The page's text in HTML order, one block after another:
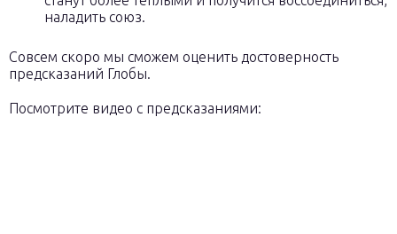
наладить союз.
Cовсем скоро мы сможем оценить достоверность
предсказаний Глобы.
Посмотрите видео с предсказаниями: